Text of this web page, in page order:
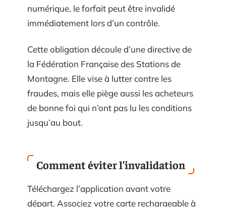
numérique, le forfait peut être invalidé
immédiatement lors d’un contrôle.
Cette obligation découle d’une directive de
la Fédération Française des Stations de
Montagne. Elle vise à lutter contre les
fraudes, mais elle piège aussi les acheteurs
de bonne foi qui n’ont pas lu les conditions
jusqu’au bout.
Comment éviter l’invalidation
Téléchargez l’application avant votre
départ. Associez votre carte rechargeable à